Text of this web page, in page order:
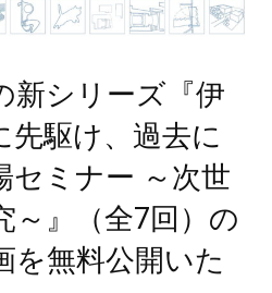
新シリーズ『伊
先駆け、過去に
セミナー ～次世
～』（全7回）の
を無料公開いた